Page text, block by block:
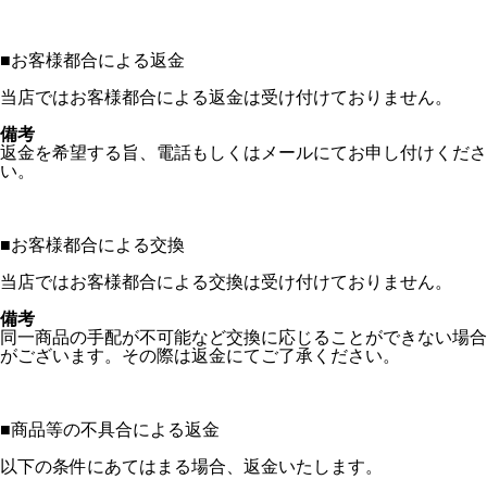
■お客様都合による返金
当店ではお客様都合による返金は受け付けておりません。
備考
返金を希望する旨、電話もしくはメールにてお申し付けくださ
い。
■お客様都合による交換
当店ではお客様都合による交換は受け付けておりません。
備考
同一商品の手配が不可能など交換に応じることができない場合
がございます。その際は返金にてご了承ください。
■商品等の不具合による返金
以下の条件にあてはまる場合、返金いたします。